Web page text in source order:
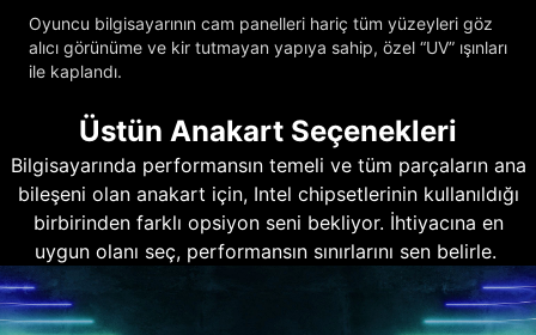
Oyuncu bilgisayarının cam panelleri hariç tüm yüzeyleri göz
alıcı görünüme ve kir tutmayan yapıya sahip, özel “UV” ışınları
ile kaplandı.
Üstün Anakart Seçenekleri
Bilgisayarında performansın temeli ve tüm parçaların ana
bileşeni olan anakart için, Intel chipsetlerinin kullanıldığı
birbirinden farklı opsiyon seni bekliyor. İhtiyacına en
uygun olanı seç, performansın sınırlarını sen belirle.